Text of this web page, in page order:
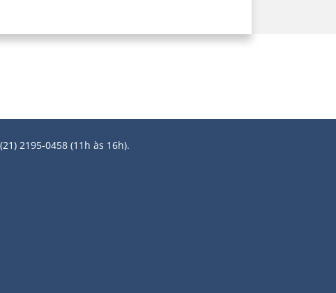
2195-0458 (11h às 16h).